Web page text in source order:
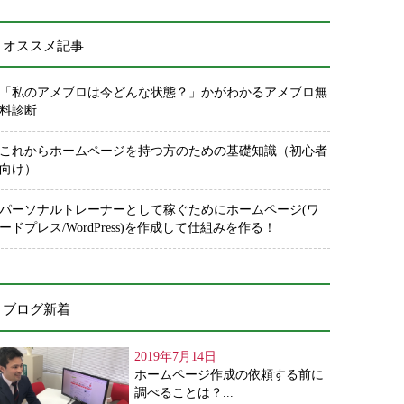
オススメ記事
「私のアメブロは今どんな状態？」かがわかるアメブロ無
料診断
これからホームページを持つ方のための基礎知識（初心者
向け）
パーソナルトレーナーとして稼ぐためにホームページ(ワ
ードプレス/WordPress)を作成して仕組みを作る！
ブログ新着
2019年7月14日
ホームページ作成の依頼する前に
調べることは？...